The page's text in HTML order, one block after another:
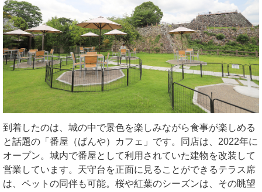
到着したのは、城の中で景色を楽しみながら食事が楽しめる
と話題の「番屋（ばんや）カフェ」です。同店は、2022年に
オープン。城内で番屋として利用されていた建物を改装して
営業しています。天守台を正面に見ることができるテラス席
は、ペットの同伴も可能。桜や紅葉のシーズンは、その眺望